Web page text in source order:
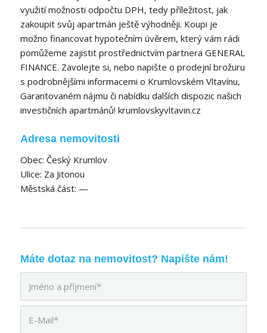
využití možnosti odpočtu DPH, tedy příležitost, jak
zakoupit svůj apartmán ještě výhodněji. Koupi je
možno financovat hypotečním úvěrem, který vám rádi
pomůžeme zajistit prostřednictvím partnera GENERAL
FINANCE. Zavolejte si, nebo napište o prodejní brožuru
s podrobnějšími informacemi o Krumlovském Vltavínu,
Garantovaném nájmu či nabídku dalších dispozic našich
investičních apartmánů! krumlovskyvltavin.cz
Adresa nemovitosti
Obec: Český Krumlov
Ulice: Za Jitonou
Městská část: —
Máte dotaz na nemovitost? Napište nám!